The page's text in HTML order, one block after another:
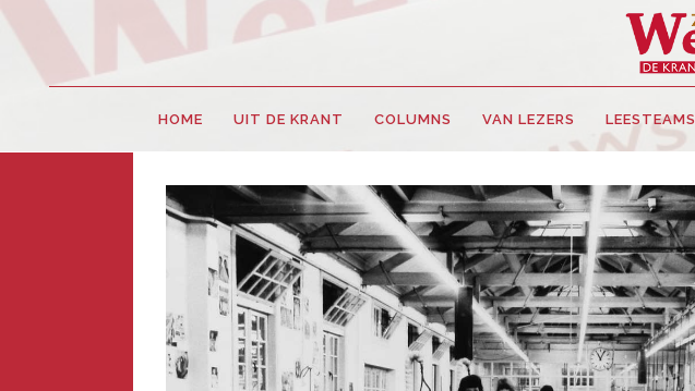
HOME UIT DE KRANT COLUMNS VAN LEZERS LEESTEAMS